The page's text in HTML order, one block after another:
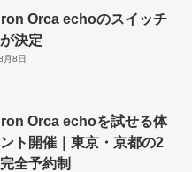
Orca echoのスイッチ
決定
月8日
Orca echoを試せる体
ト開催｜東京・京都の2
全予約制